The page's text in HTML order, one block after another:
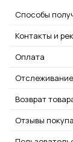
Способы
Контакты и
Оплата
Возврат
Отзывы